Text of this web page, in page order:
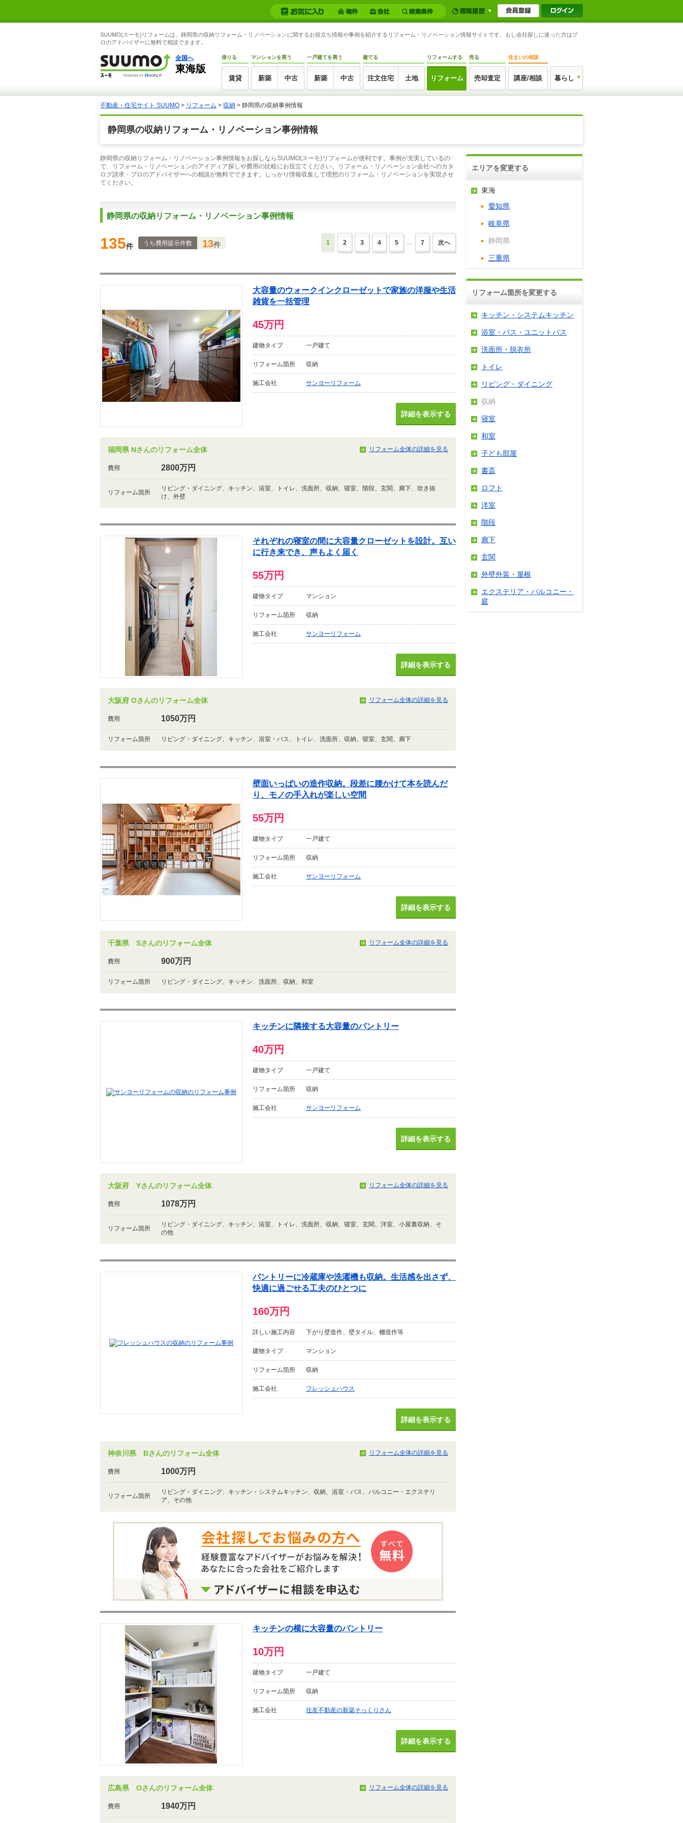
SUUMO(スーモ)リフォームは、静岡県の収納リフォーム・リノベーションに関するお役立ち情報や事例を紹介するリフォーム・リノベーション情報サイトです。もし会社探しに迷った方はプ
ロのアドバイザーに無料で相談できます。
全国へ
東海版
借りる
賃貸
マンションを買う
新築 中古
一戸建てを買う
新築 中古
建てる
注文住宅 土地
リフォームする
リフォーム
売る
売却査定
住まいの相談
講座/相談 暮らし
不動産・住宅サイト SUUMO > リフォーム > 収納 > 静岡県の収納事例情報
静岡県の収納リフォーム・リノベーション事例情報
静岡県の収納リフォーム・リノベーション事例情報をお探しならSUUMO(スーモ)リフォームが便利です。事例が充実しているの
で、リフォーム・リノベーションのアイディア探しや費用の比較にお役立てください。リフォーム・リノベーション会社へのカタ
ログ請求・プロのアドバイザーへの相談が無料でできます。しっかり情報収集して理想のリフォーム・リノベーションを実現させ
てください。
静岡県の収納リフォーム・リノベーション事例情報
135件 うち費用提示件数 13件 1 2 3 4 5 … 7 次へ
大容量のウォークインクローゼットで家族の洋服や生活
雑貨を一括管理
45万円
建物タイプ 一戸建て
リフォーム箇所 収納
施工会社 サンヨーリフォーム
詳細を表示する
福岡県 Nさんのリフォーム全体 リフォーム全体の詳細を見る
費用 2800万円
リフォーム箇所
リビング・ダイニング、キッチン、浴室、トイレ、洗面所、収納、寝室、階段、玄関、廊下、吹き抜
け、外壁
それぞれの寝室の間に大容量クローゼットを設計。互い
に行き来でき、声もよく届く
55万円
建物タイプ マンション
リフォーム箇所 収納
施工会社 サンヨーリフォーム
詳細を表示する
大阪府 Oさんのリフォーム全体 リフォーム全体の詳細を見る
費用 1050万円
リフォーム箇所 リビング・ダイニング、キッチン、浴室・バス、トイレ、洗面所、収納、寝室、玄関、廊下
壁面いっぱいの造作収納。段差に腰かけて本を読んだ
り、モノの手入れが楽しい空間
55万円
建物タイプ 一戸建て
リフォーム箇所 収納
施工会社 サンヨーリフォーム
詳細を表示する
千葉県 Sさんのリフォーム全体 リフォーム全体の詳細を見る
費用 900万円
リフォーム箇所 リビング・ダイニング、キッチン、洗面所、収納、和室
キッチンに隣接する大容量のパントリー
40万円
建物タイプ 一戸建て
リフォーム箇所 収納
施工会社 サンヨーリフォーム
詳細を表示する
大阪府 Yさんのリフォーム全体 リフォーム全体の詳細を見る
費用 1078万円
リフォーム箇所
リビング・ダイニング、キッチン、浴室、トイレ、洗面所、収納、寝室、玄関、洋室、小屋裏収納、そ
の他
パントリーに冷蔵庫や洗濯機も収納。生活感を出さず、
快適に過ごせる工夫のひとつに
160万円
詳しい施工内容 下がり壁造作、壁タイル、棚造作等
建物タイプ マンション
リフォーム箇所 収納
施工会社 フレッシュハウス
詳細を表示する
神奈川県 Bさんのリフォーム全体 リフォーム全体の詳細を見る
費用 1000万円
リフォーム箇所
リビング・ダイニング、キッチン・システムキッチン、収納、浴室・バス、バルコニー・エクステリ
ア、その他
キッチンの横に大容量のパントリー
10万円
建物タイプ 一戸建て
リフォーム箇所 収納
施工会社 住友不動産の新築そっくりさん
詳細を表示する
広島県 Oさんのリフォーム全体 リフォーム全体の詳細を見る
費用 1940万円
エリアを変更する
東海
愛知県
岐阜県
静岡県
三重県
リフォーム箇所を変更する
キッチン・システムキッチン
浴室・バス・ユニットバス
洗面所・脱衣所
トイレ
リビング・ダイニング
収納
寝室
和室
子ども部屋
書斎
ロフト
洋室
階段
廊下
玄関
外壁外装・屋根
エクステリア・バルコニー・
庭